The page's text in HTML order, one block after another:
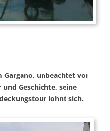
Gargano, unbeachtet vor
Geschichte, seine
lohnt sich.